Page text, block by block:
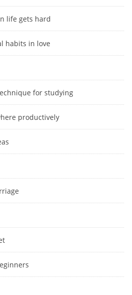
life gets hard
habits in love
for studying
productively